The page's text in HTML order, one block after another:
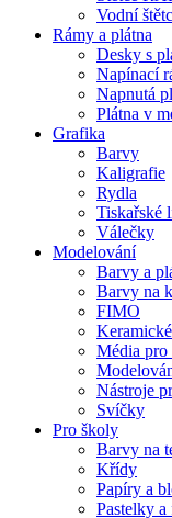
Vodní
Rámy a plátna
Desky s
Napínací
Napnutá
Plátna v
Grafika
Barvy
Kaligrafie
Rydla
Tiskařské
Válečky
Modelování
Barvy a
Barvy na
FIMO
Média pro
Nástroje
Svíčky
Pro školy
Barvy na
Křídy
Papíry a
Pastelky